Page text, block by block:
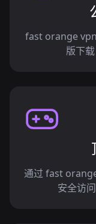
fast orange
版下
通过 fast
安全访